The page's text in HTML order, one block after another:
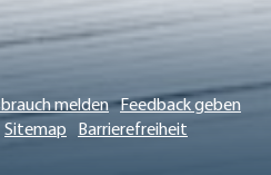
melden
Feedback geben
Sitemap
Barrierefreiheit